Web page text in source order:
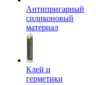
Антипригарный
силиконовый
материал
Клей и
герметики